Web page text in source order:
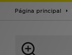
Página principal